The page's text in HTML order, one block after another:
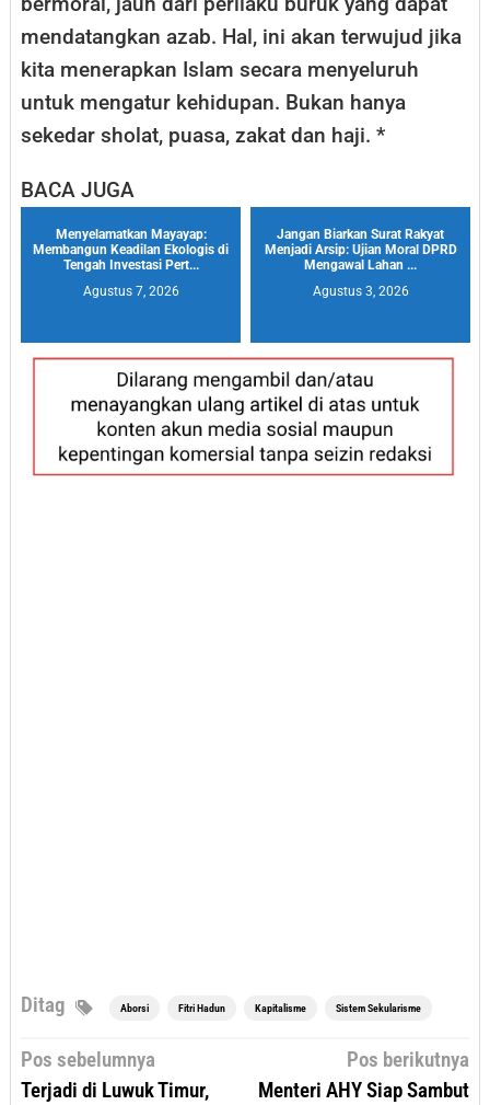
mendatangkan azab. Hal, ini akan terwujud jika
kita menerapkan Islam secara menyeluruh
untuk mengatur kehidupan. Bukan hanya
sekedar sholat, puasa, zakat dan haji. *
BACA JUGA
Menyelamatkan Mayayap:
Membangun Keadilan Ekologis di
Tengah Investasi Pert...
Agustus 7, 2026
Jangan Biarkan Surat Rakyat
Menjadi Arsip: Ujian Moral DPRD
Mengawal Lahan ...
Agustus 3, 2026
Ditag Aborsi Fitri Hadun Kapitalisme Sistem Sekularisme
Navigasi
Pos sebelumnya
Terjadi di Luwuk Timur,
Pos berikutnya
Menteri AHY Siap Sambut